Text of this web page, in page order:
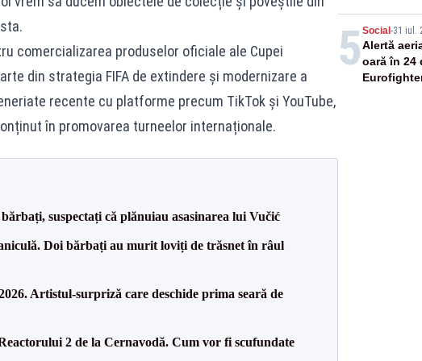
comercializarea produselor oficiale ale Cupei
din strategia FIFA de extindere și modernizare a
recente cu platforme precum TikTok și YouTube,
în promovarea turneelor internaționale.
suspectați că plănuiau asasinarea lui Vučić
Doi bărbați au murit loviți de trăsnet în râul
Artistul-surpriză care deschide prima seară de
2 de la Cernavodă. Cum vor fi scufundate
5 Social-31 iul.
Alertă
oară în 24